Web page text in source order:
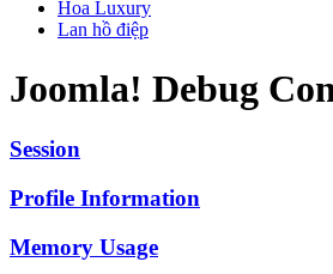
Hoa Luxury
Lan hồ điệp
Joomla! Debug
Session
Profile Information
Memory Usage